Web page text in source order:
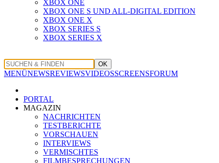
XBOX ONE
XBOX ONE S UND ALL-DIGITAL EDITION
XBOX ONE X
XBOX SERIES S
XBOX SERIES X
OK
MENÜNEWSREVIEWSVIDEOSSCREENSFORUM
PORTAL
MAGAZIN
NACHRICHTEN
TESTBERICHTE
VORSCHAUEN
INTERVIEWS
VERMISCHTES
FILMBESPRECHUNGEN